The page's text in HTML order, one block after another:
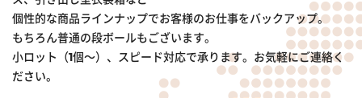
個性的な商品ラインナップでお客様のお仕事をバックアップ。
もちろん普通の段ボールもございます。
小ロット（1個～）、スピード対応で承ります。お気軽にご連絡く
ださい。